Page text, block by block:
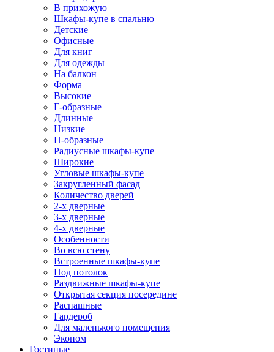
В прихожую
Шкафы-купе в спальню
Детские
Офисные
Для книг
Для одежды
На балкон
Форма
Высокие
Г-образные
Длинные
Низкие
П-образные
Радиусные шкафы-купе
Широкие
Угловые шкафы-купе
Закругленный фасад
Количество дверей
2-х дверные
3-х дверные
4-х дверные
Особенности
Во всю стену
Встроенные шкафы-купе
Под потолок
Раздвижные шкафы-купе
Открытая секция посередине
Распашные
Гардероб
Для маленького помещения
Эконом
Гостиные